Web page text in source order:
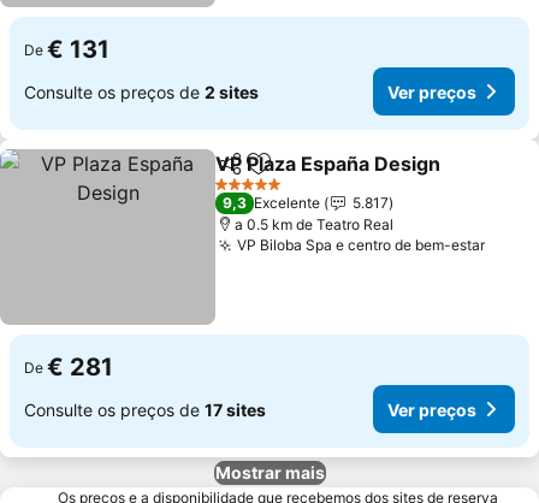
De € 131
Consulte os preços de 2 sites Ver preços
PartilharAdicionar aos favoritos
VP Plaza España Design
5 Estrelas
9,3 Excelente
5.817
a 0.5 km de Teatro Real
VP Biloba Spa e centro de bem-estarVer
De € 281
Consulte os preços de 17 sites Ver preços
Mostrar mais
Os preços e a disponibilidade que recebemos dos sites de reserva